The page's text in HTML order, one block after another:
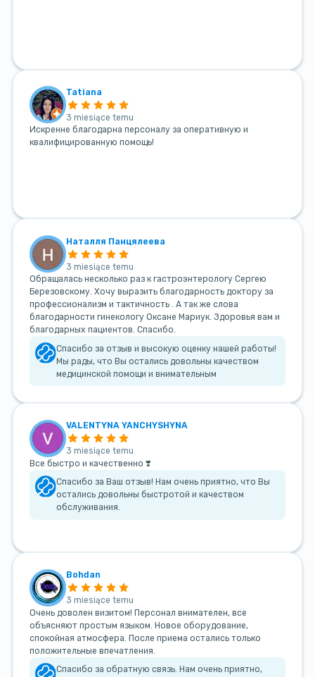
Tatiana
3 miesiące temu
Искренне благодарна персоналу за оперативную и
квалифицированную помощь!
Наталля Панцялеева
3 miesiące temu
Обращалась несколько раз к гастроэнтерологу Сергею
Березовскому. Хочу выразить благодарность доктору за
профессионализм и тактичность . А так же слова
благодарности гинекологу Оксане Мариук. Здоровья вам и
благодарных пациентов. Спасибо.
Спасибо за отзыв и высокую оценку нашей работы!
Мы рады, что Вы остались довольны качеством
медицинской помощи и внимательным
VALENTYNA YANCHYSHYNA
3 miesiące temu
Все быстро и качественно ❣️
Спасибо за Ваш отзыв! Нам очень приятно, что Вы
остались довольны быстротой и качеством
обслуживания.
Bohdan
3 miesiące temu
Очень доволен визитом! Персонал внимателен, все
объясняют простым языком. Новое оборудование,
спокойная атмосфера. После приема остались только
положительные впечатления.
Спасибо за обратную связь. Нам очень приятно,